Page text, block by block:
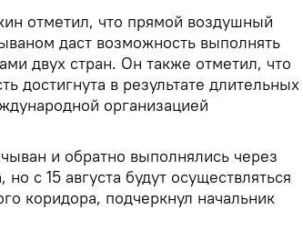
отметил, что прямой воздушный
даст возможность выполнять
двух стран. Он также отметил, что
достигнута в результате длительных
организацией
и обратно выполнялись через
с 15 августа будут осуществляться
коридора, подчеркнул начальник